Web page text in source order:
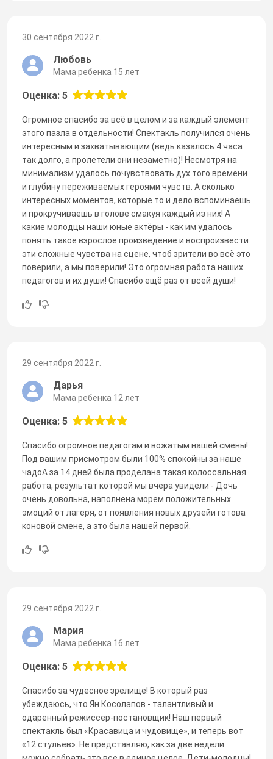
30 сентября 2022 г.
Любовь
Мама ребенка 15 лет
Оценка: 5
Огромное спасибо за всё в целом и за каждый элемент
этого пазла в отдельности! Спектакль получился очень
интересным и захватывающим (ведь казалось 4 часа
так долго, а пролетели они незаметно)! Несмотря на
минимализм удалось почувствовать дух того времени
и глубину переживаемых героями чувств. А сколько
интересных моментов, которые то и дело вспоминаешь
и прокручиваешь в голове смакуя каждый из них! А
какие молодцы наши юные актёры - как им удалось
понять такое взрослое произведение и воспроизвести
эти сложные чувства на сцене, чтоб зрители во всё это
поверили, а мы поверили! Это огромная работа наших
педагогов и их души! Спасибо ещё раз от всей души!
29 сентября 2022 г.
Дарья
Мама ребенка 12 лет
Оценка: 5
Спасибо огромное педагогам и вожатым нашей смены!
Под вашим присмотром были 100% спокойны за наше
чадоА за 14 дней была проделана такая колоссальная
работа, результат которой мы вчера увидели - Дочь
очень довольна, наполнена морем положительных
эмоций от лагеря, от появления новых друзейи готова
коновой смене, а это была нашей первой.
29 сентября 2022 г.
Мария
Мама ребенка 16 лет
Оценка: 5
Спасибо за чудесное зрелище! В который раз
убеждаюсь, что Ян Косолапов - талантливый и
одаренный режиссер-постановщик! Наш первый
спектакль был «Красавица и чудовище», и теперь вот
«12 стульев». Не представляю, как за две недели